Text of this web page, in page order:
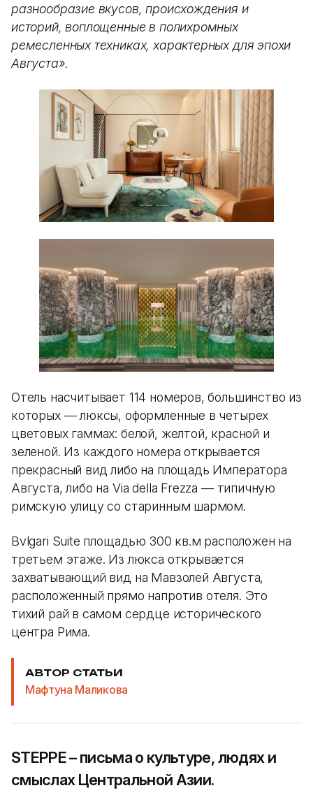
разнообразие вкусов, происхождения и
историй, воплощенные в полихромных
ремесленных техниках, характерных для эпохи
Августа».
Отель насчитывает 114 номеров, большинство из
которых — люксы, оформленные в четырех
цветовых гаммах: белой, желтой, красной и
зеленой. Из каждого номера открывается
прекрасный вид либо на площадь Императора
Августа, либо на Via della Frezza — типичную
римскую улицу со старинным шармом.
Bvlgari Suite площадью 300 кв.м расположен на
третьем этаже. Из люкса открывается
захватывающий вид на Мавзолей Августа,
расположенный прямо напротив отеля. Это
тихий рай в самом сердце исторического
центра Рима.
АВТОР СТАТЬИ
Мафтуна Маликова
STEPPE – письма о культуре, людях и
смыслах Центральной Азии.